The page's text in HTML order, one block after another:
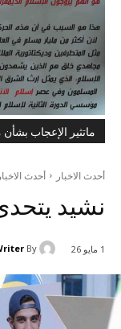
ماتثير الإعجاب
أحدث الاخبار أحدث
نشيد
1 مايو 26 By